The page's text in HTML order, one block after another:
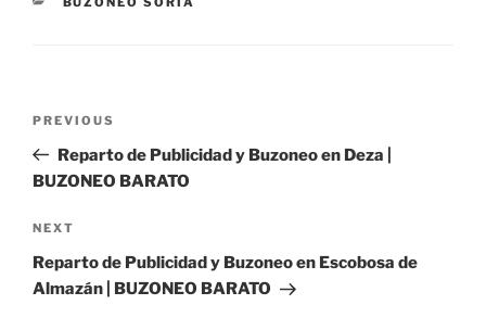
Previous
Post
PREVIOUS
Reparto de Publicidad y Buzoneo en Deza |
BUZONEO BARATO
Next
Post
NEXT
Reparto de Publicidad y Buzoneo en Escobosa de
Almazán | BUZONEO BARATO